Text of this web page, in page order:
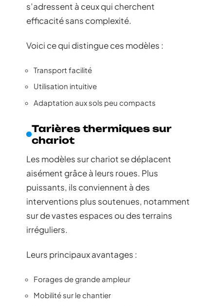
s’adressent à ceux qui cherchent
efficacité sans complexité.
Voici ce qui distingue ces modèles :
Transport facilité
Utilisation intuitive
Adaptation aux sols peu compacts
Tarières thermiques sur
chariot
Les modèles sur chariot se déplacent
aisément grâce à leurs roues. Plus
puissants, ils conviennent à des
interventions plus soutenues, notamment
sur de vastes espaces ou des terrains
irréguliers.
Leurs principaux avantages :
Forages de grande ampleur
Mobilité sur le chantier